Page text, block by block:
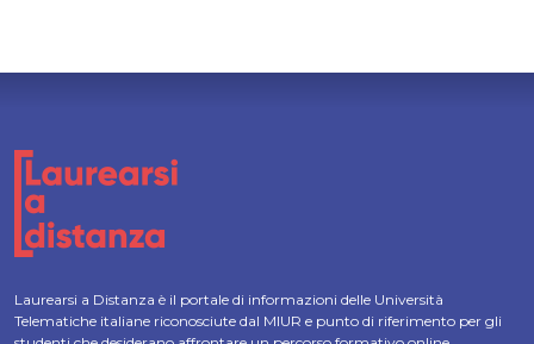
Laurearsi a Distanza è il portale di informazioni delle Università
Telematiche italiane riconosciute dal MIUR e punto di riferimento per gli